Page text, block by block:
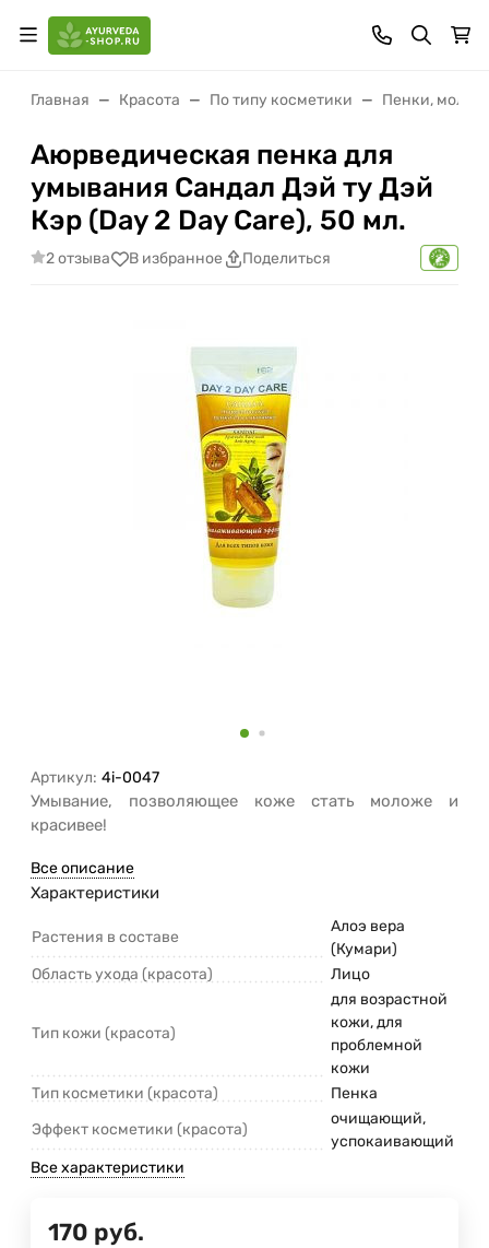
Главная Красота По типу косметики Пенки,
Аюрведическая пенка для
умывания Сандал Дэй ту Дэй
Кэр (Day 2 Day Care), 50 мл.
2 отзыва В избранное Поделиться
Артикул: 4i-0047
Умывание, позволяющее коже стать моложе и
красивее!
Все описание
Характеристики
Растения в составе
Алоэ вера
(Кумари)
Область ухода (красота)
Лицо
Тип кожи (красота)
для возрастной
кожи, для
проблемной
кожи
Тип косметики (красота)
Пенка
Эффект косметики (красота)
очищающий,
успокаивающий
Все характеристики
170 руб.